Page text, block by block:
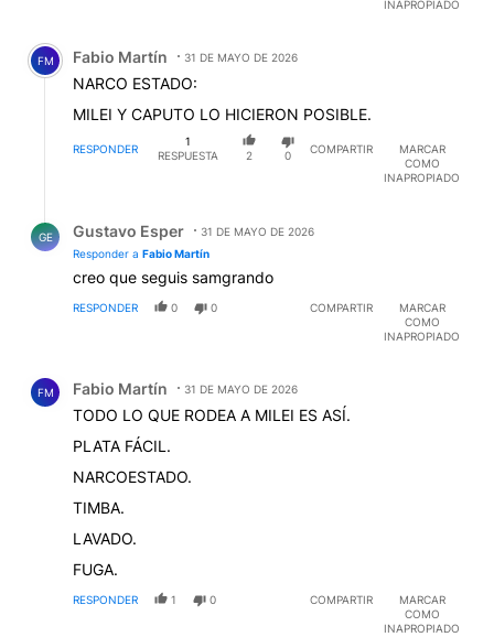
INAPROPIADO
Comentario de Fabio Martín.
FM Fabio Martín 31 DE MAYO DE 2026
NARCO ESTADO:
MILEI Y CAPUTO LO HICIERON POSIBLE.
RESPONDER
1
RESPUESTA
2 0
COMPARTIR
MARCAR
COMO
INAPROPIADO
GE Gustavo Esper
31 DE MAYO DE 2026
Responder a Fabio Martín
creo que seguis samgrando
RESPONDER 0 0 COMPARTIR
MARCAR
COMO
INAPROPIADO
FM Fabio Martín 31 DE MAYO DE 2026
TODO LO QUE RODEA A MILEI ES ASÍ.
PLATA FÁCIL.
NARCOESTADO.
TIMBA.
LAVADO.
FUGA.
RESPONDER 1 0 COMPARTIR
MARCAR
COMO
INAPROPIADO